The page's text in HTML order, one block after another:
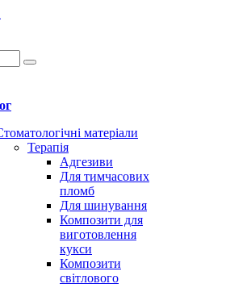
матеріали
Терапія
Адгезиви
Для тимчасових
пломб
Для шинування
Композити для
виготовлення
кукси
Композити
світлового